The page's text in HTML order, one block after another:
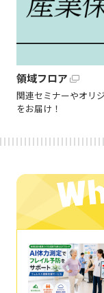
領域フロア
関連セミナーやオリ
をお届け！